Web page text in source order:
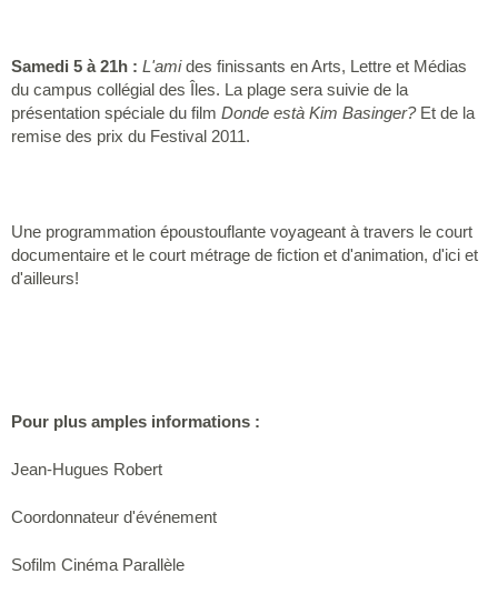
Samedi 5 à 21h : L'amides finissants en Arts, Lettre et Médias
du campus collégial des Îles. La plage sera suivie de la
présentation spéciale du film Donde està Kim Basinger?Et de la
remise des prix du Festival 2011.
Une programmation époustouflante voyageant à travers le court
documentaire et le court métrage de fiction et d'animation, d'ici et
d'ailleurs!
Pour plus amples informations :
Jean-Hugues Robert
Coordonnateur d'événement
Sofilm Cinéma Parallèle